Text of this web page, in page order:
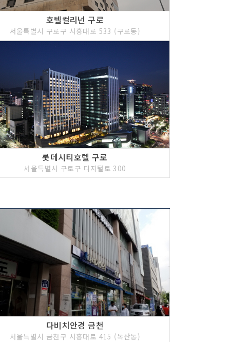
호텔컬리넌 구로
서울특별시 구로구 시흥대로 533 (구로동)
롯데시티호텔 구로
서울특별시 구로구 디지털로 300
다비치안경 금천
서울특별시 금천구 시흥대로 415 (독산동)